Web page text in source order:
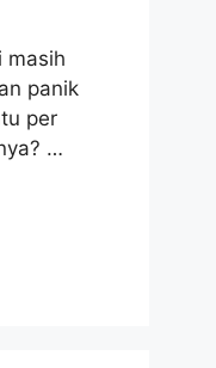
masih
panik
per
…